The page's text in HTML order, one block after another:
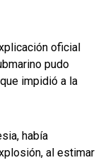
oficial
pudo
impidió a la
había
al estimar